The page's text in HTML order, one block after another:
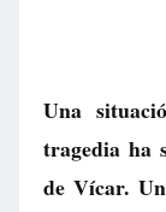
Una
tragedia ha
de Vícar.